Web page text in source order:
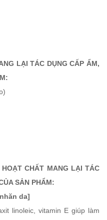
LẠI TÁC DỤNG CẤP ẨM,
CHẤT MANG LẠI TÁC
SẢN PHẨM:
da]
linoleic, vitamin E giúp làm